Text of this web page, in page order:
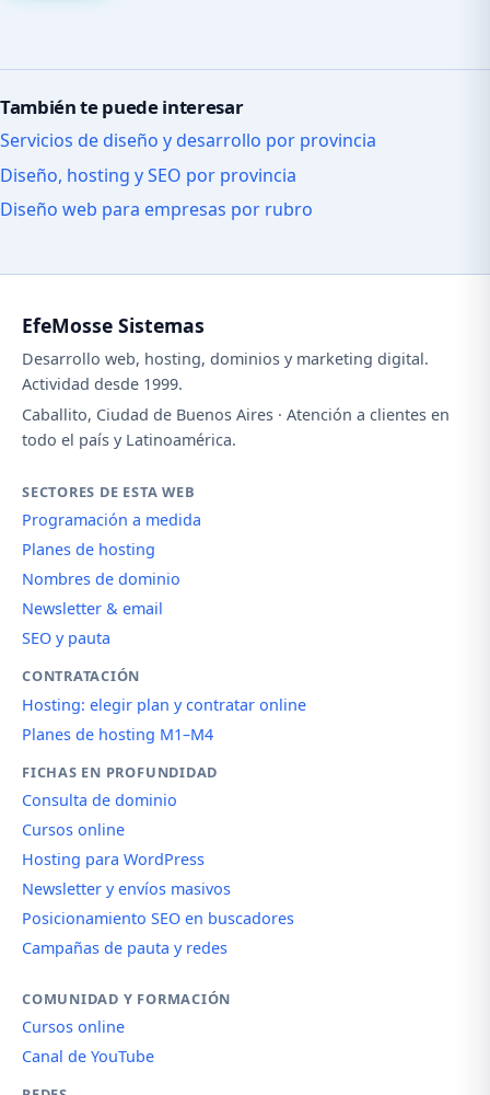
También te puede interesar
Servicios de diseño y desarrollo por provincia
Diseño, hosting y SEO por provincia
Diseño web para empresas por rubro
EfeMosse Sistemas
Desarrollo web, hosting, dominios y marketing digital.
Actividad desde 1999.
Caballito, Ciudad de Buenos Aires · Atención a clientes en
todo el país y Latinoamérica.
SECTORES DE ESTA WEB
Programación a medida
Planes de hosting
Nombres de dominio
Newsletter & email
SEO y pauta
CONTRATACIÓN
Hosting: elegir plan y contratar online
Planes de hosting M1–M4
FICHAS EN PROFUNDIDAD
Consulta de dominio
Cursos online
Hosting para WordPress
Newsletter y envíos masivos
Posicionamiento SEO en buscadores
Campañas de pauta y redes
COMUNIDAD Y FORMACIÓN
Cursos online
Canal de YouTube